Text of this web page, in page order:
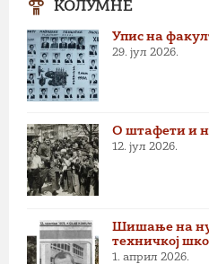
КОЛУМНЕ
Упис на
29. јул 2026.
О штафети и
12. јул 2026.
Шишање на
техничкој
1. април 2026.